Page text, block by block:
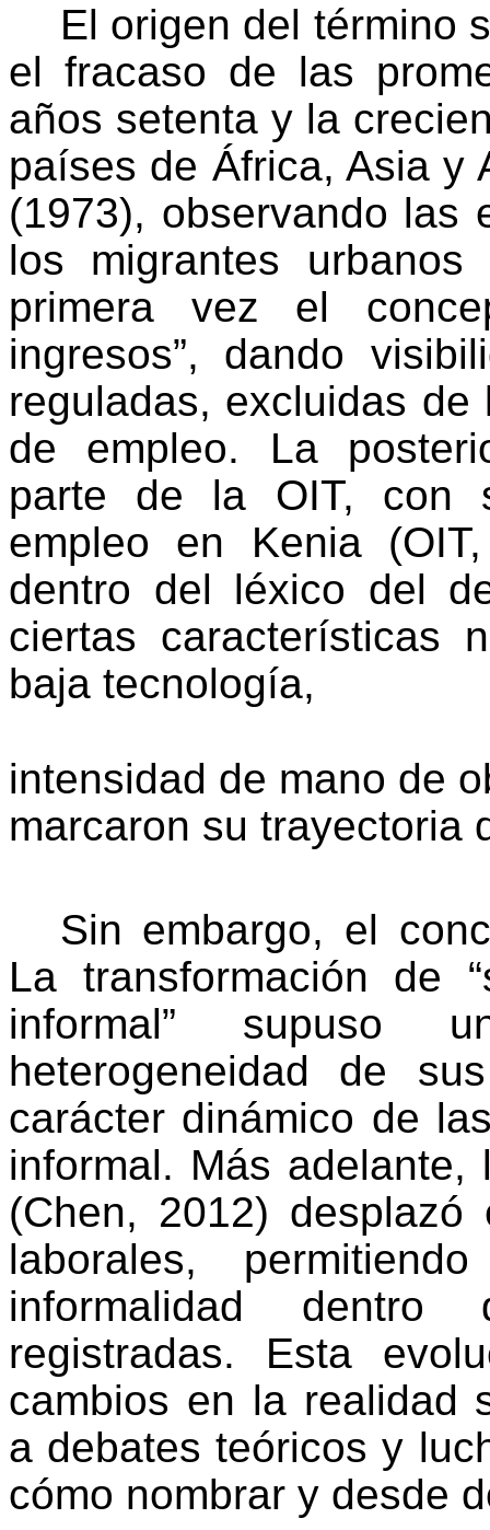
El origen del término
el fracaso de las
años setenta y la
países de África, Asia y
(1973), observando las
los migrantes
primera vez el
ingresos”, dando
reguladas, excluidas
de empleo. La
parte de la OIT, con
empleo en Kenia
dentro del léxico del
ciertas características
baja tecnología,
intensidad de mano de
marcaron su trayectoria
Sin embargo, el
La transformación de
informal” supuso
heterogeneidad de
carácter dinámico de
informal. Más adelante,
(Chen, 2012)
laborales,
informalidad dentro
registradas. Esta
cambios en la realidad
a debates teóricos y
cómo nombrar y desde